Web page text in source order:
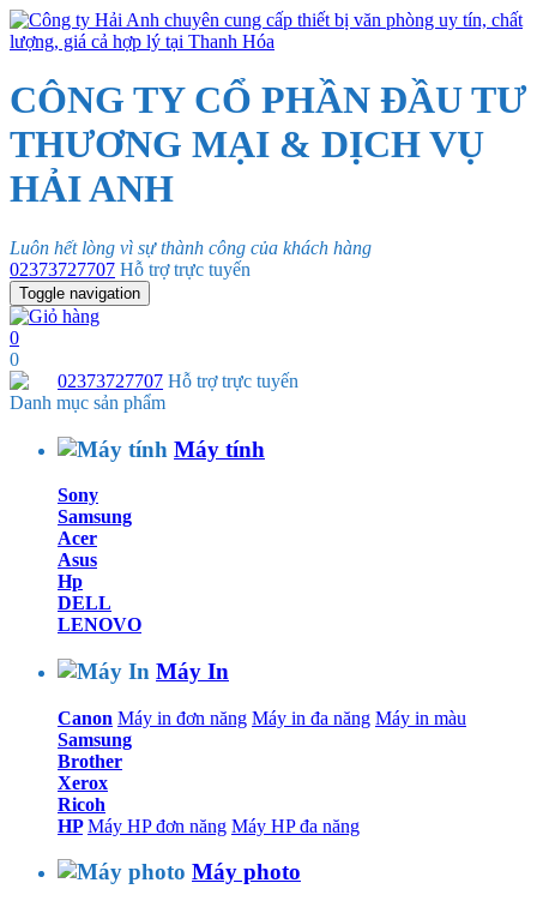
CÔNG TY CỔ PHẦN ĐẦU TƯ
THƯƠNG MẠI & DỊCH VỤ
HẢI ANH
Luôn hết lòng vì sự thành công của khách hàng
02373727707 Hỗ trợ trực tuyến
Toggle navigation
0
0
02373727707 Hỗ trợ trực tuyến
Danh mục sản phẩm
Máy tính
Sony
Samsung
Acer
Asus
Hp
DELL
LENOVO
Máy In
Canon Máy in đơn năng Máy in đa năng Máy in màu
Samsung
Brother
Xerox
Ricoh
HP Máy HP đơn năng Máy HP đa năng
Máy photo